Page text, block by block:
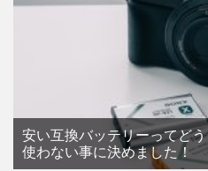
安い互換バッテリーってど
使わない事に決めました！